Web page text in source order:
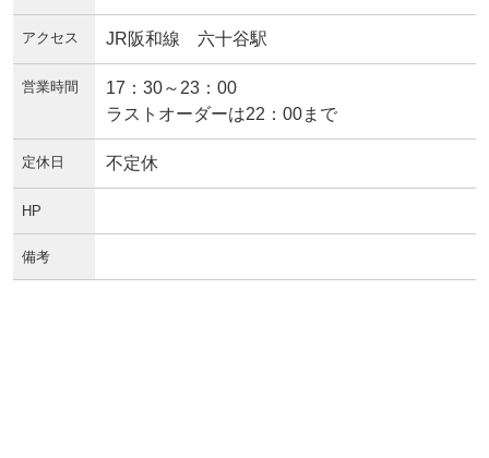
アクセス JR阪和線 六十谷駅
営業時間
17：30～23：00
ラストオーダーは22：00まで
定休日 不定休
HP
備考